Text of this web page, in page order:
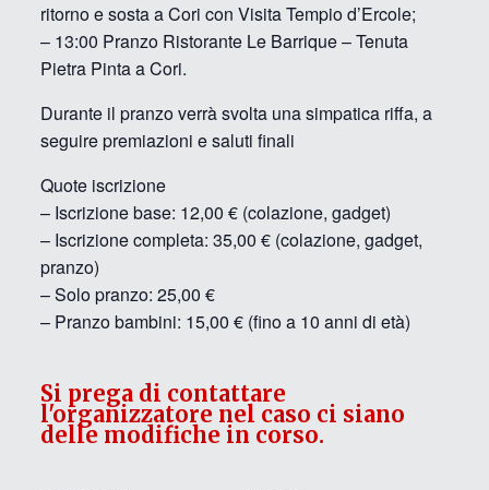
ritorno e sosta a Cori con Visita Tempio d’Ercole;
– 13:00 Pranzo Ristorante Le Barrique – Tenuta
Pietra Pinta a Cori.
Durante il pranzo verrà svolta una simpatica riffa, a
seguire premiazioni e saluti finali
Quote iscrizione
– Iscrizione base: 12,00 € (colazione, gadget)
– Iscrizione completa: 35,00 € (colazione, gadget,
pranzo)
– Solo pranzo: 25,00 €
– Pranzo bambini: 15,00 € (fino a 10 anni di età)
Si prega di contattare
l'organizzatore nel caso ci siano
delle modifiche in corso.